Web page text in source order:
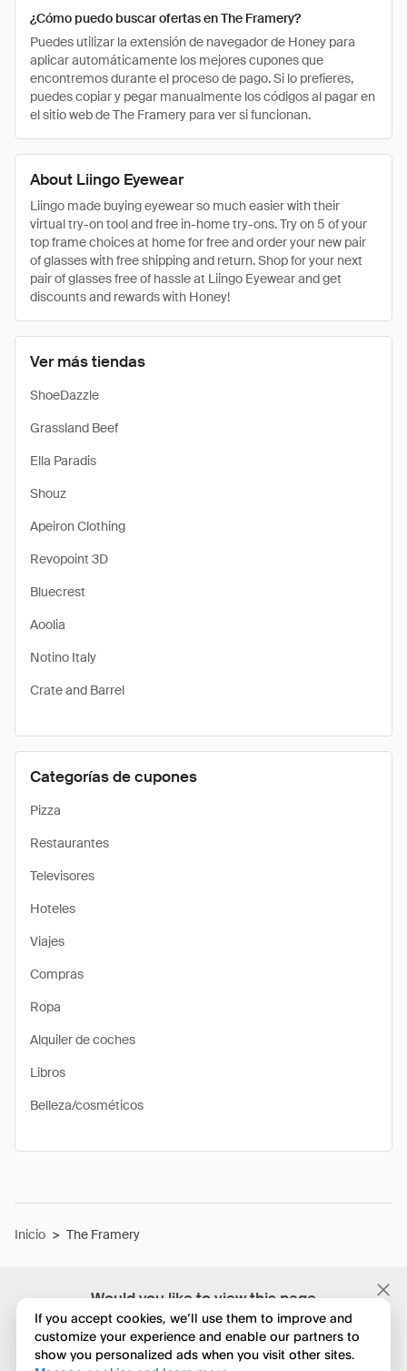
Would you like to view this page
in English?
No, seguir navegando
About Liingo Eyewear
Liingo made buying eyewear so much easier with their
virtual try-on tool and free in-home try-ons. Try on 5 of your
top frame choices at home for free and order your new pair
of glasses with free shipping and return. Shop for your next
pair of glasses free of hassle at Liingo Eyewear and get
discounts and rewards with Honey!
Ver más tiendas
ShoeDazzle
Grassland Beef
Ella Paradis
Shouz
Apeiron Clothing
Revopoint 3D
Bluecrest
Aoolia
Notino Italy
Crate and Barrel
Categorías de cupones
Pizza
Restaurantes
Televisores
Hoteles
Viajes
Compras
Ropa
Alquiler de coches
Libros
Belleza/cosméticos
¿Cómo puedo buscar ofertas en The Framery?
Puedes utilizar la extensión de navegador de Honey para
aplicar automáticamente los mejores cupones que
encontremos durante el proceso de pago. Si lo prefieres,
puedes copiar y pegar manualmente los códigos al pagar en
el sitio web de The Framery para ver si funcionan.
Inicio > The Framery
If you accept cookies, we’ll use them to improve and
customize your experience and enable our partners to
show you personalized ads when you visit other sites.